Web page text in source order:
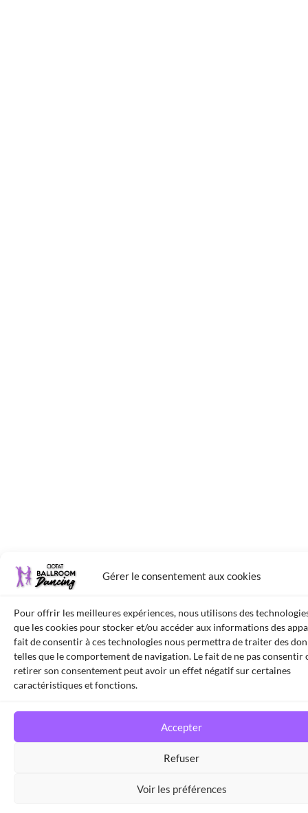
Gérer le consentement aux cookies
Pour offrir les meilleures expériences, nous utilisons des
que les cookies pour stocker et/ou accéder aux informations des
fait de consentir à ces technologies nous permettra de traiter des
telles que le comportement de navigation. Le fait de ne pas consentir
retirer son consentement peut avoir un effet négatif sur certaines
caractéristiques et fonctions.
Accepter
Refuser
Voir les préférences